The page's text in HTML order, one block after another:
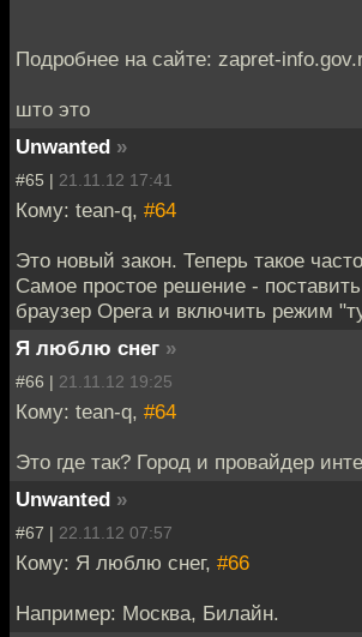
Подробнее на сайте: zapret-
што это
Unwanted »
#65 | 21.11.12 17:41
Кому: tean-q, #64
Это новый закон. Теперь такое
Самое простое решение -
браузер Opera и включить режим
Я люблю снег »
#66 | 21.11.12 19:25
Кому: tean-q, #64
Это где так? Город и провайдер
Unwanted »
#67 | 22.11.12 07:57
Кому: Я люблю снег, #66
Например: Москва, Билайн.